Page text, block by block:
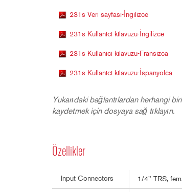
231s Veri sayfası-İngilizce
231s Kullanıcı kılavuzu-İngilizce
231s Kullanıcı kılavuzu-Fransızca
231s Kullanıcı kılavuzu-İspanyolca
Yukarıdaki bağlantılardan herhangi
kaydetmek için dosyaya sağ tıklayın.
Özellikler
Input Connectors 1/4" TRS,